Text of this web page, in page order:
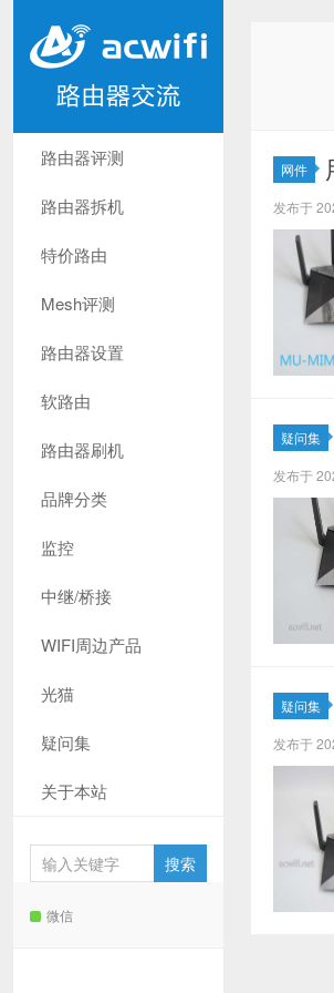
路由器评测
路由器拆机
特价路由
Mesh评测
路由器设置
软路由
路由器刷机
品牌分类
监控
中继/桥接
WIFI周边产品
光猫
疑问集
关于本站
微信
网件
发布于
疑问集
发布于
疑问集
发布于